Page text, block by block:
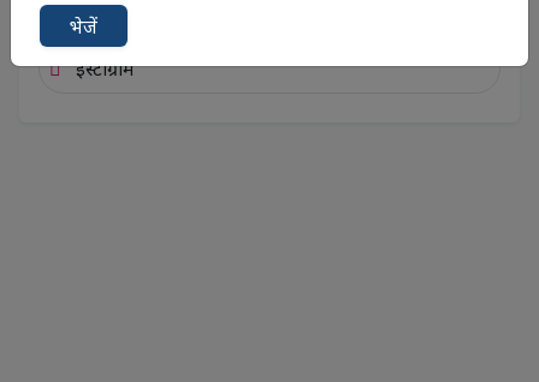
यूट्यूब
इंस्टाग्राम
भेजें